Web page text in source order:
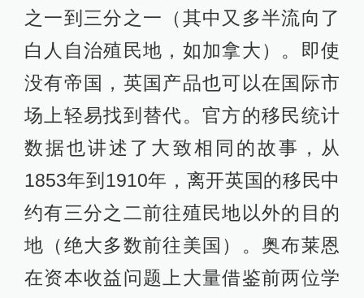
之一到三分之一（其中又多半流向了
白人自治殖民地，如加拿大）。即使
没有帝国，英国产品也可以在国际市
场上轻易找到替代。官方的移民统计
数据也讲述了大致相同的故事，从
1853年到1910年，离开英国的移民中
约有三分之二前往殖民地以外的目的
地（绝大多数前往美国）。奥布莱恩
在资本收益问题上大量借鉴前两位学